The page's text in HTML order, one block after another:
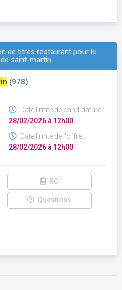
de titres restaurant pour le
saint-martin
(978)
Date limite de candidature :
28/02/2026 à 12h00
Date limite de l'offre :
28/02/2026 à 12h00
RC
Questions